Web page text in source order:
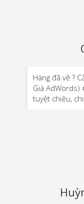
Hàng đã về ?
Già
tuyệt chiêu,